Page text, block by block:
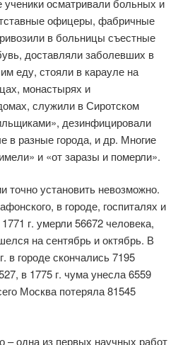
ученики осматривали больных и
офицеры, фабричные
в больницы съестные
доставляли заболевших в
еду, стояли в карауле на
монастырях и
служили в Сиротском
дезинфицировали
в разные города, и др. Многие
и «от заразы и померли».
точно установить невозможно.
в городе, госпиталях и
г. умерли 56672 человека,
на сентябрь и октябрь. В
в городе скончались 7195
в 1775 г. чума унесла 6559
Москва потеряла 81545
одна из первых научных работ